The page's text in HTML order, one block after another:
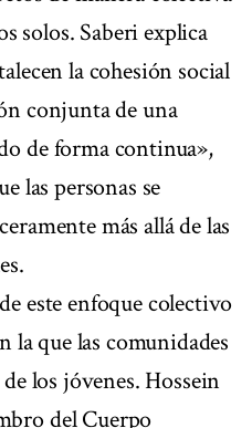
solos. Saberi explica
la cohesión social
conjunta de una
de forma continua»,
las personas se
más allá de las
este enfoque colectivo
la que las comunidades
los jóvenes. Hossein
del Cuerpo